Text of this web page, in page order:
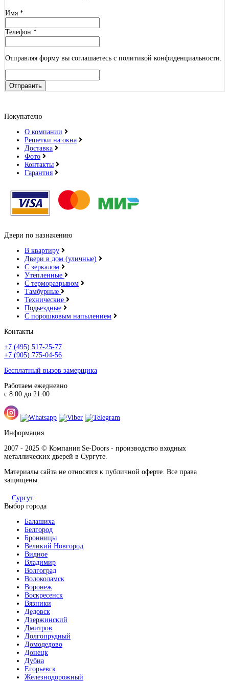
Имя *
Телефон *
Отправляя форму вы соглашаетесь с политикой конфиденциальности.
Отправить
Покупателю
О компании
Решетки на окна
Доставка
Фото
Контакты
Гарантия
Двери по назначению
В квартиру
Двери в дом (уличные)
С зеркалом
Утепленные
С терморазрывом
Тамбурные
Технические
Подьездные
С порошковым напылением
Контакты
+7 (495) 517-25-77
+7 (905) 775-04-56
Бесплатный вызов замерщика
Работаем ежедневно
с 8:00 до 21:00
Информация
2007 - 2025 © Компания Se-Doors - производство входных
металлических дверей в Сургуте.
Материалы сайта не относятся к публичной оферте. Все права
защищены.
Сургут
Выбор города
Балашиха
Белгород
Бронницы
Великий Новгород
Видное
Владимир
Волгоград
Волоколамск
Воронеж
Воскресенск
Вязники
Дедовск
Дзержинский
Дмитров
Долгопрудный
Домодедово
Донецк
Дубна
Егорьевск
Железнодорожный